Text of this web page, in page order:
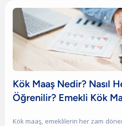
Kök Maaş Nedir? Nasıl
Öğrenilir? Emekli Kök
Kök maaş, emeklilerin her zam